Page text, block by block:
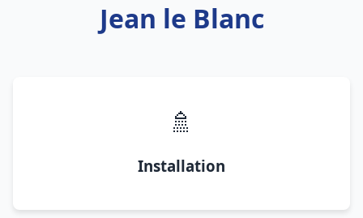
Jean le Blanc
🚿
Installation